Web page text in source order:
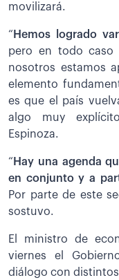
movilizará.
“ Hemos logrado
pero en todo caso
nosotros estamos
elemento
es que el país
algo muy
Espinoza.
“ Hay una agenda
en conjunto y a
Por parte de este
sostuvo.
El ministro de
viernes el
diálogo con